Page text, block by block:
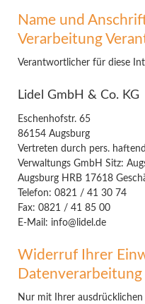
Name und
Verarbeitung
Verantwortlicher für diese
Lidel GmbH & Co. KG
Eschenhofstr. 65
86154 Augsburg
Vertreten durch pers.
Verwaltungs GmbH Sitz:
Augsburg HRB 17618
Telefon: 0821 / 41 30 74
Fax: 0821 / 41 85 00
E-Mail: info@lidel.de
Widerruf Ihrer
Datenverarbeitung
Nur mit Ihrer ausdrücklichen